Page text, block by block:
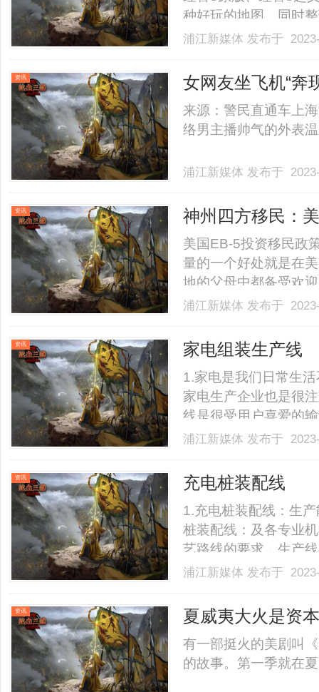
种好玩的地图。同时
籍、战术方法，比如
明6系列，三国志系
浦江新媒体 发布于
资讯 女网友坐飞机“
来源：警民直通车上
络男主播帅气的外表
浦江新媒体 发布于
资讯
神州四方移民：
的数不胜数吗？
美国EB-5投资移民政
量的一个好处就是在
地的父母中都备受欢
教育的一条途径,同时
学期间和大学毕业后
浦江新媒体 发布于
资讯 家电组装生产线
1.家电是我们日常生
家电生产企业也是很
线是很受用户喜爱的
制造的，产线由差速
产线。2.家电组装生
浦江新媒体 发布于
资讯 充电桩装配线
1.充电桩装配线：生
桩装配线：及各专业
艺路线的要求，生产
观风格统一。3.充电
度、刚度和稳定性，
浦江新媒体 发布于
资讯 夏威夷大火是资
有一部挺火的美剧叫
的故事。第一季就在